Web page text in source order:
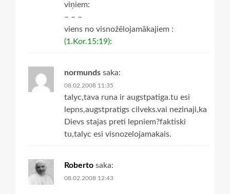
viņiem:
– – –
viens no visnožēlojamākajiem :
(1.Kor.15:19):
normunds saka:
08.02.2008 11:35
talyc,tava runa ir augstpatiga.tu esi
lepns,augstpratigs cilveks.vai nezinaji,ka
Dievs stajas preti lepniem?faktiski
tu,talyc esi visnozelojamakais.
Roberto saka:
08.02.2008 12:43